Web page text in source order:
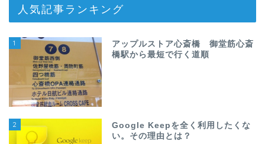
人気記事ランキング
1
アップルストア心斎橋 御堂筋心斎
橋駅から最短で行く道順
2
Google Keepを全く利用したくな
い。その理由とは？